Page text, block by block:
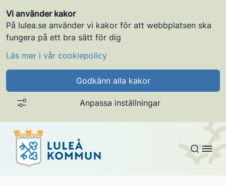
Vi använder kakor
På lulea.se använder vi kakor för att webbplatsen ska
fungera på ett bra sätt för dig
Läs mer i vår cookiepolicy
Godkänn alla kakor
Anpassa inställningar
Gå till innehållet